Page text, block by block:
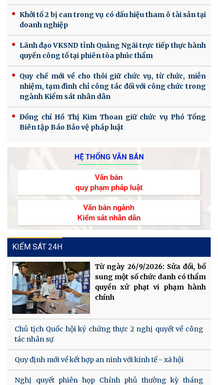
Khởi tố 2 bị can trong vụ có dấu hiệu tham ô tài sản tại
doanh nghiệp
Lãnh đạo VKSND tỉnh Quảng Ngãi trực tiếp thực hành
quyền công tố tại phiên tòa phúc thẩm
Quy chế mới về cho thôi giữ chức vụ, từ chức, miễn
nhiệm, tạm đình chỉ công tác đối với công chức trong
ngành Kiểm sát nhân dân
Đồng chí Hồ Thị Kim Thoan giữ chức vụ Phó Tổng
Biên tập Báo Bảo vệ pháp luật
HỆ THỐNG VĂN BẢN
Văn bản
quy phạm pháp luật
Văn bản ngành
Kiểm sát nhân dân
KIỂM SÁT 24H
Từ ngày 26/9/2026: Sửa đổi, bổ
sung một số chức danh có thẩm
quyền xử phạt vi phạm hành
chính
Chủ tịch Quốc hội ký chứng thực 2 nghị quyết về công
tác nhân sự
Quy định mới về kết hợp an ninh với kinh tế - xã hội
Nghị quyết phiên họp Chính phủ thường kỳ tháng